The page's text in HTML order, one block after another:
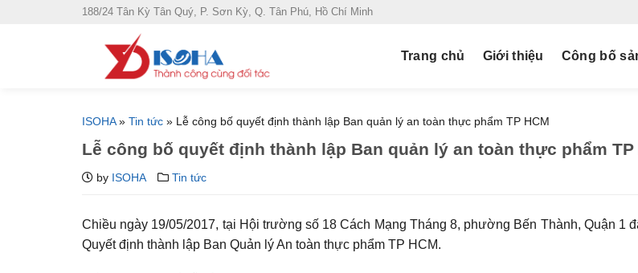
188/24 Tân Kỳ Tân Quý, P. Sơn Kỳ, Q. Tân Phú, Hồ Chí Minh
Trang chủ Giới thiệu Công bố
ISOHA» Tin tức » Lễ công bố quyết định thành lập Ban quản lý an toàn thực phẩm TP HCM
Lễ công bố quyết định thành lập Ban quản lý an toàn thực phẩm TP
by ISOHA Tin tức
Chiều ngày 19/05/2017, tại Hội trường số 18 Cách Mạng Tháng 8, phường Bến Thành, Quận 1
Quyết định thành lập Ban Quản lý An toàn thực phẩm TP HCM.